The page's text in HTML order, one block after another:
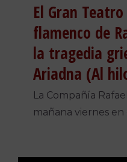
El Gran
flamenco de
la tragedia
Ariadna (Al
La Compañía
mañana viernes en